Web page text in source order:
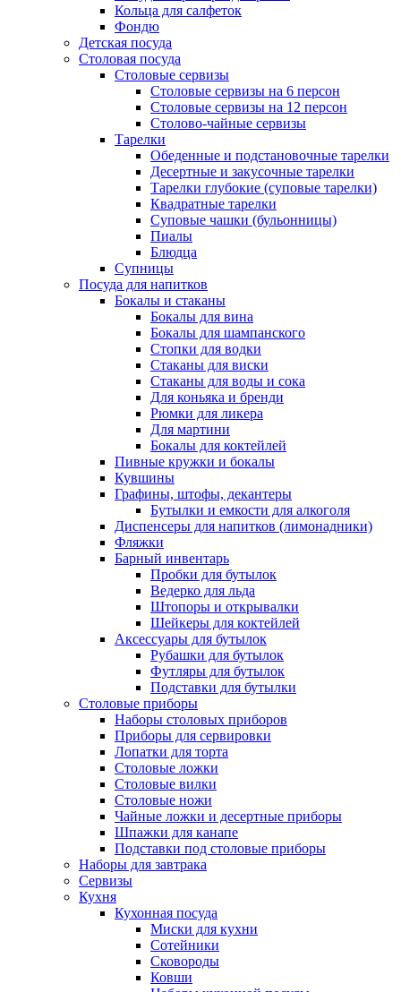
Кольца для салфеток
Фондю
Детская посуда
Столовая посуда
Столовые сервизы
Столовые сервизы на 6 персон
Столовые сервизы на 12 персон
Столово-чайные сервизы
Тарелки
Обеденные и подстановочные тарелки
Десертные и закусочные тарелки
Тарелки глубокие (суповые тарелки)
Квадратные тарелки
Суповые чашки (бульонницы)
Пиалы
Блюдца
Супницы
Посуда для напитков
Бокалы и стаканы
Бокалы для вина
Бокалы для шампанского
Стопки для водки
Стаканы для виски
Стаканы для воды и сока
Для коньяка и бренди
Рюмки для ликера
Для мартини
Бокалы для коктейлей
Пивные кружки и бокалы
Кувшины
Графины, штофы, декантеры
Бутылки и емкости для алкоголя
Диспенсеры для напитков (лимонадники)
Фляжки
Барный инвентарь
Пробки для бутылок
Ведерко для льда
Штопоры и открывалки
Шейкеры для коктейлей
Аксессуары для бутылок
Рубашки для бутылок
Футляры для бутылок
Подставки для бутылки
Столовые приборы
Наборы столовых приборов
Приборы для сервировки
Лопатки для торта
Столовые ложки
Столовые вилки
Столовые ножи
Чайные ложки и десертные приборы
Шпажки для канапе
Подставки под столовые приборы
Наборы для завтрака
Сервизы
Кухня
Кухонная посуда
Миски для кухни
Сотейники
Сковороды
Ковши